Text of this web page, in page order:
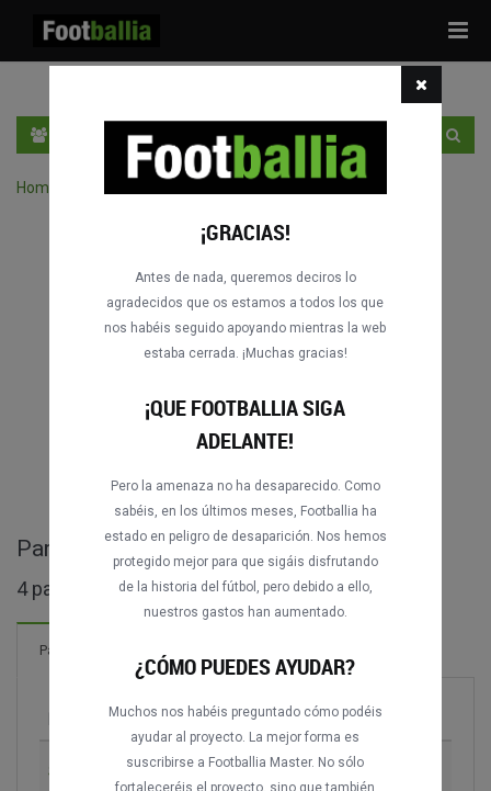
Home
Partidos completos de Florida Cup
4 partidos encontrados
Partidos
Temporada
SC Internacional vs. Bayer Leverkusen 2016
¡GRACIAS!
Antes de nada, queremos deciros lo
agradecidos que os estamos a todos los que
nos habéis seguido apoyando mientras la web
estaba cerrada. ¡Muchas gracias!
¡QUE FOOTBALLIA SIGA
ADELANTE!
Pero la amenaza no ha desaparecido. Como
sabéis, en los últimos meses, Footballia ha
estado en peligro de desaparición. Nos hemos
protegido mejor para que sigáis disfrutando
de la historia del fútbol, pero debido a ello,
nuestros gastos han aumentado.
¿CÓMO PUEDES AYUDAR?
Muchos nos habéis preguntado cómo podéis
ayudar al proyecto. La mejor forma es
suscribirse a Footballia Master. No sólo
fortaleceréis el proyecto, sino que también